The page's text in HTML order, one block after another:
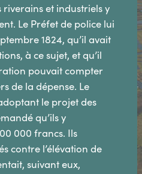
et industriels y
Le Préfet de police lui
1824, qu’il avait
à ce sujet, et qu’il
pouvait compter
de la dépense. Le
le projet des
qu’ils y
000 francs. Ils
contre l’élévation de
suivant eux,